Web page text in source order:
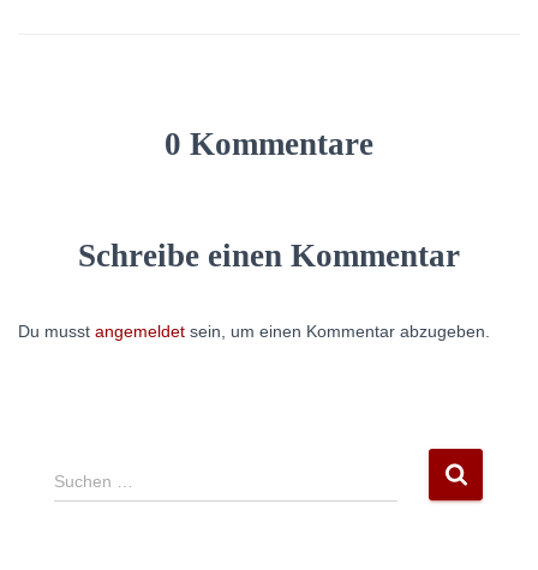
0 Kommentare
Schreibe einen Kommentar
Du musst angemeldet sein, um einen Kommentar abzugeben.
S
u
Suchen …